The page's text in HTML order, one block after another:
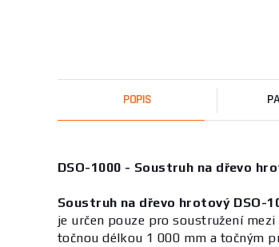
POPIS
DSO-1000 - Soustruh na dřevo
Soustruh na dřevo hrotový DSO-
je určen pouze pro soustružení
točnou délkou 1 000 mm a točným